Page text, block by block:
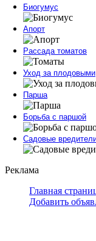
Биогумус
Апорт
Рассада томатов
Уход за плодовыми
Парша
Борьба с паршой
Садовые
Реклама
Главная
Добавить